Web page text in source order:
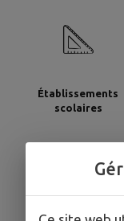
Établissements
scolaires